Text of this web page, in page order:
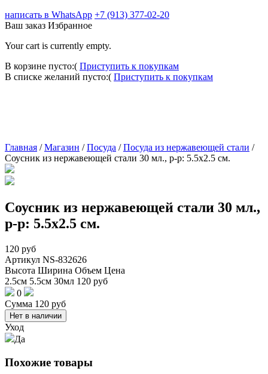
написать в WhatsApp +7 (913) 377-02-20
Ваш заказ Избранное
Your cart is currently empty.
В корзине пусто:( Приступить к покупкам
В списке желаний пусто:( Приступить к покупкам
Главная /Магазин /Посуда /Посуда из нержавеющей стали /
Соусник из нержавеющей стали 30 мл., р-р: 5.5х2.5 см.
Соусник из нержавеющей стали 30 мл.,
р-р: 5.5х2.5 см.
120 руб
Артикул NS-832626
Высота Ширина Объем Цена
2.5см 5.5см 30мл 120 руб
0
Сумма 120 руб
Нет в наличии
Уход
Да
Похожие товары